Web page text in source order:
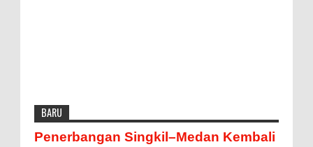
BARU
Penerbangan Singkil–Medan Kembali